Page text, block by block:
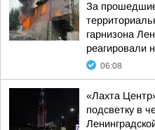
За
гарнизона
реагировали
06:08
«Лахта
подсветку в